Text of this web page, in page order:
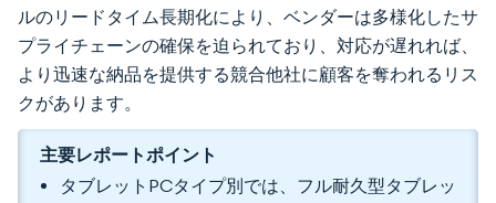
ルのリードタイム長期化により、ベンダーは多様化したサ
プライチェーンの確保を迫られており、対応が遅れれば、
より迅速な納品を提供する競合他社に顧客を奪われるリス
クがあります。
主要レポートポイント
タブレットPCタイプ別では、フル耐久型タブレッ